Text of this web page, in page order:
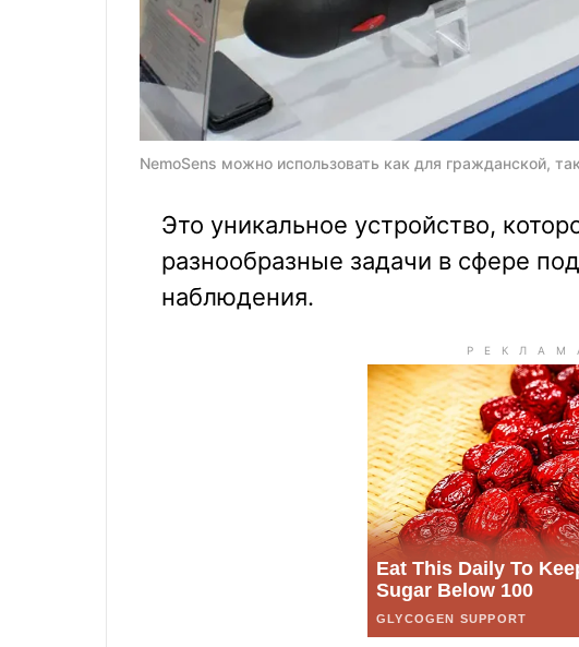
NemoSens можно использовать как для гражданской,
Это уникальное устройство,
разнообразные задачи в сфере
наблюдения.